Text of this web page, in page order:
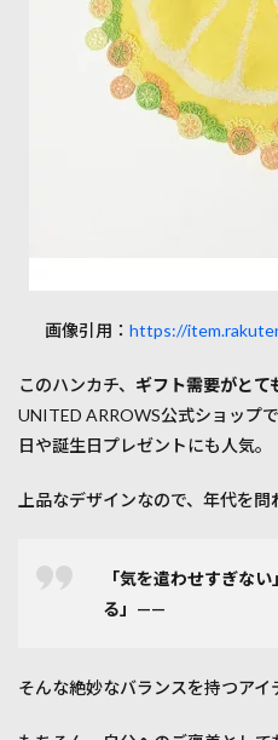
画像引用： https://
このハンカチ、 ギフト需要がとて
UNITED ARROWS公式ショップ
日や誕生日プレゼントにも人気。
上品なデザインなので、年代を問
「気を遣わせすぎな
る」——
そんな絶妙なバランスを持つアイ